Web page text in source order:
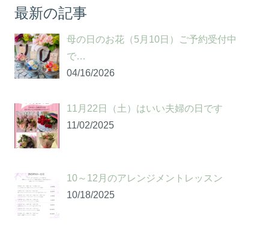
最新の記事
母の日のお花（5月10日）ご予約受付中
で…
04/16/2026
11月22日（土）はいい夫婦の日です
11/02/2025
10～12月のアレンジメントレッスン
10/18/2025